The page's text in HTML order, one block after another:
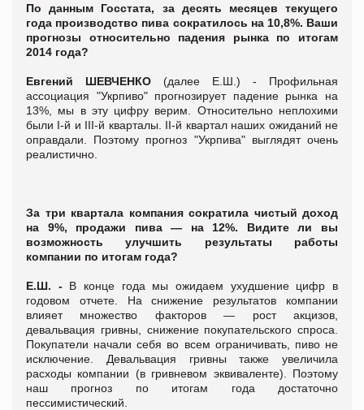
По данным Госстата, за десять месяцев текущего
года производство пива сократилось на 10,8%. Ваши
прогнозы относительно падения рынка по итогам
2014 года?
Евгений ШЕВЧЕНКО (далее Е.Ш.) - Профильная
ассоциация "Укрпиво" прогнозирует падение рынка на
13%, мы в эту цифру верим. Относительно неплохими
были І-й и ІІІ-й кварталы. ІІ-й квартал наших ожиданий не
оправдали. Поэтому прогноз "Укрпива" выглядят очень
реалистично.
За три квартала компания сократила чистый доход
на 9%, продажи пива — на 12%. Видите ли вы
возможность улучшить результаты работы
компании по итогам года?
Е.Ш. -В конце года мы ожидаем ухудшение цифр в
годовом отчете. На снижение результатов компании
влияет множество факторов — рост акцизов,
девальвация гривны, снижение покупательского спроса.
Покупатели начали себя во всем ограничивать, пиво не
исключение. Девальвация гривны также увеличила
расходы компании (в гривневом эквиваленте). Поэтому
наш прогноз по итогам года достаточно
пессимистический.